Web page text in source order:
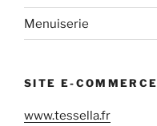
Menuiserie
SITE E-COMMERCE
www.tessella.fr